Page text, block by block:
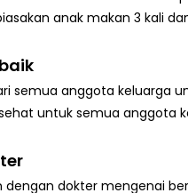
anak makan 3 kali
semua anggota keluarga
untuk semua anggota
dengan dokter mengenai